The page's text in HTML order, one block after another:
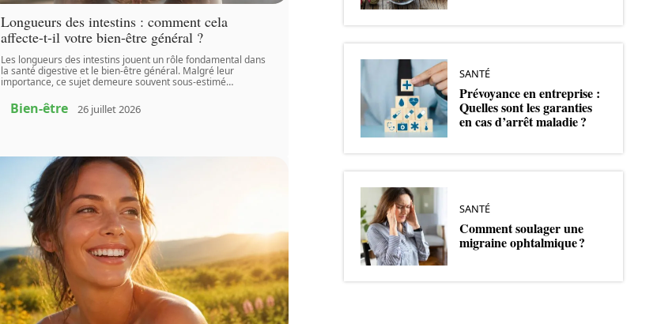
Longueurs des intestins : comment cela
affecte-t-il votre bien-être général ?
Les longueurs des intestins jouent un rôle fondamental dans
la santé digestive et le bien-être général. Malgré leur
importance, ce sujet demeure souvent sous-estimé…
Bien-être 26 juillet 2026
SANTÉ
Prévoyance en entreprise :
Quelles sont les garanties
en cas d’arrêt maladie ?
SANTÉ
Comment soulager une
migraine ophtalmique ?